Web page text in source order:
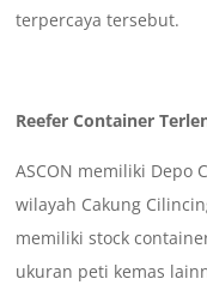
terpercaya tersebut.
Reefer Container
ASCON memiliki Depo
wilayah Cakung
memiliki stock
ukuran peti kemas